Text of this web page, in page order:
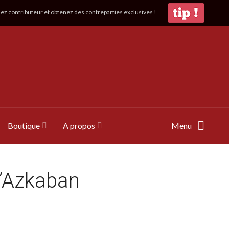
contributeur et obtenez des contreparties exclusives !
Boutique A propos Menu